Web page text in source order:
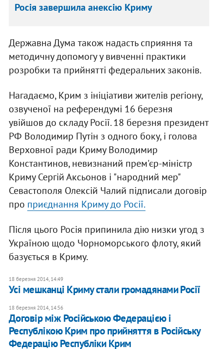
Росія завершила анексію Криму
Державна Дума також надасть сприяння та
методичну допомогу у вивченні практики
розробки та прийнятті федеральних законів.
Нагадаємо, Крим з ініціативи жителів регіону,
озвученої на референдумі 16 березня
увійшов до складу Росії. 18 березня президент
РФ Володимир Путін з одного боку, і голова
Верховної ради Криму Володимир
Константинов, невизнаний прем'єр-міністр
Криму Сергій Аксьонов і "народний мер"
Севастополя Олексій Чалий підписали договір
про приєднання Криму до Росії.
Після цього Росія припинила дію низки угод з
Україною щодо Чорноморського флоту, який
базується в Криму.
18 березня 2014, 14:49
Усі мешканці Криму стали громадянами Росії
18 березня 2014, 14:56
Договір між Російською Федерацією і
Республікою Крим про прийняття в Російську
Федерацію Республіки Крим